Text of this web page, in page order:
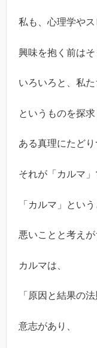
私も、心理学や
興味を抱く前はそ
いろいろと、私た
というものを探
ある真理にたどり
それが「カルマ」
「カルマ」という
悪いことと考えが
カルマは、
「原因と結果の法
意志があり、